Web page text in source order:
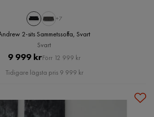
+7
2-sits Sammetssoffa, Svart
Svart
Pris
9 999 krOriginal
Pris
Förr 12 999 kr
Tidigare lägsta pris 9 999 kr